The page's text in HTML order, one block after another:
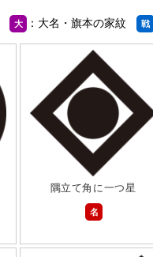
大 ：大名・旗本の家紋 戦
隅立て角に一つ星
名